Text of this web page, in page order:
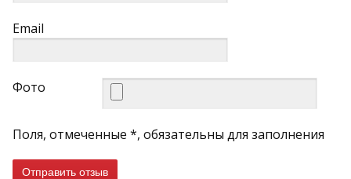
Email
Фото
Поля, отмеченные *, обязательны для заполнения
Отправить отзыв